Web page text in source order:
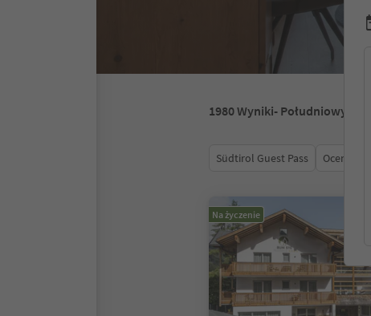
1980Wyniki- Południowy Tyrol
Südtirol Guest Pass Ocena
Na życzenie